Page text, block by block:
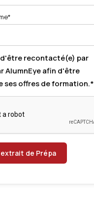
recontacté(e) par
AlumnEye afin d'être
ses offres de formation.*